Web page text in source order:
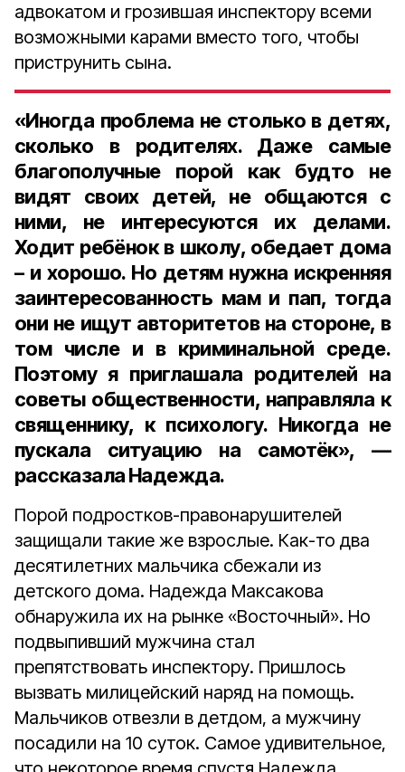
адвокатом и грозившая инспектору всеми
возможными карами вместо того, чтобы
приструнить сына.
«Иногда проблема не столько в детях,
сколько в родителях. Даже самые
благополучные порой как будто не
видят своих детей, не общаются с
ними, не интересуются их делами.
Ходит ребёнок в школу, обедает дома
– и хорошо. Но детям нужна искренняя
заинтересованность мам и пап, тогда
они не ищут авторитетов на стороне, в
том числе и в криминальной среде.
Поэтому я приглашала родителей на
советы общественности, направляла к
священнику, к психологу. Никогда не
пускала ситуацию на самотёк», —
рассказала Надежда.
Порой подростков-правонарушителей
защищали такие же взрослые. Как-то два
десятилетних мальчика сбежали из
детского дома. Надежда Максакова
обнаружила их на рынке «Восточный». Но
подвыпивший мужчина стал
препятствовать инспектору. Пришлось
вызвать милицейский наряд на помощь.
Мальчиков отвезли в детдом, а мужчину
посадили на 10 суток. Самое удивительное,